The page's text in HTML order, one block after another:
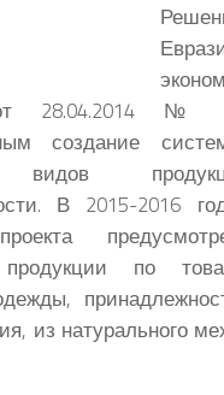
28.04.2014 №
создание
видов
В 2015-2016
продукции по
из натурального